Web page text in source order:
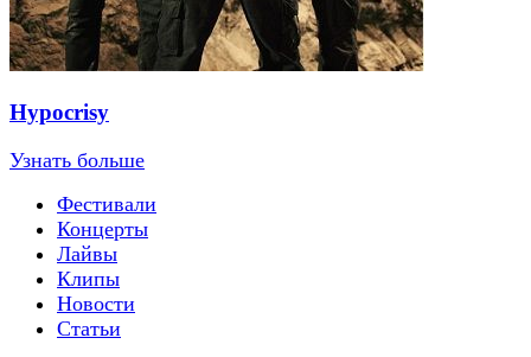
Hypocrisy
Узнать больше
Фестивали
Концерты
Лайвы
Клипы
Новости
Статьи